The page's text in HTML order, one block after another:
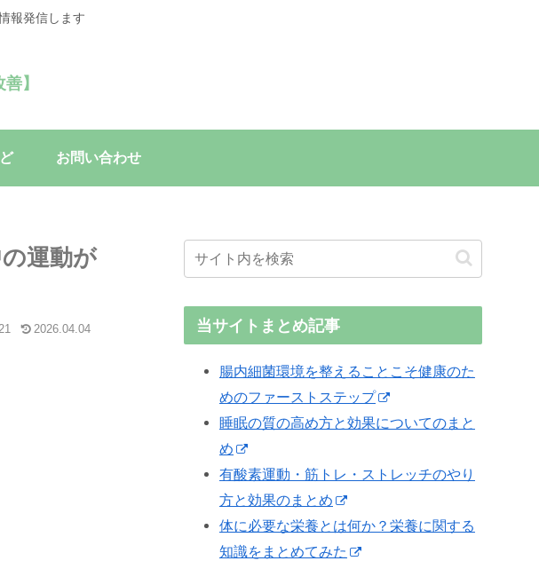
報発信します
】
お問い合わせ
運動が
2026.04.04 当サイトまとめ記事
腸内細菌環境を整えることこそ健康のた
めのファーストステップ
睡眠の質の高め方と効果についてのまと
め
有酸素運動・筋トレ・ストレッチのやり
方と効果のまとめ
体に必要な栄養とは何か？栄養に関する
知識をまとめてみた